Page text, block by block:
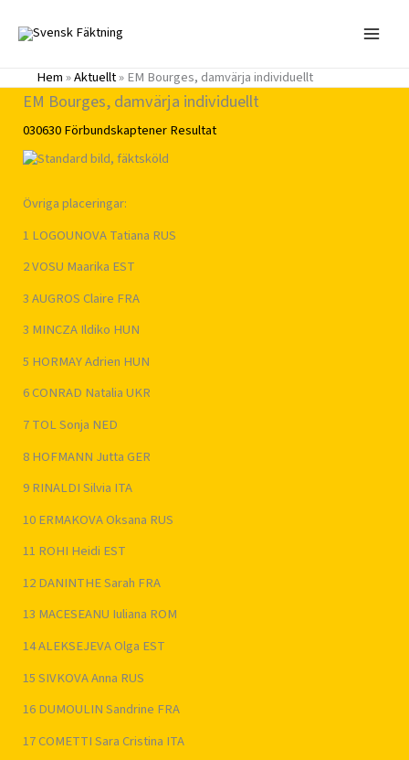
innehåll
Hem»Aktuellt»EM Bourges, damvärja individuellt
EM Bourges, damvärja individuellt
030630FörbundskaptenerResultat
Övriga placeringar:
1 LOGOUNOVA Tatiana RUS
2 VOSU Maarika EST
3 AUGROS Claire FRA
3 MINCZA Ildiko HUN
5 HORMAY Adrien HUN
6 CONRAD Natalia UKR
7 TOL Sonja NED
8 HOFMANN Jutta GER
9 RINALDI Silvia ITA
10 ERMAKOVA Oksana RUS
11 ROHI Heidi EST
12 DANINTHE Sarah FRA
13 MACESEANU Iuliana ROM
14 ALEKSEJEVA Olga EST
15 SIVKOVA Anna RUS
16 DUMOULIN Sandrine FRA
17 COMETTI Sara Cristina ITA